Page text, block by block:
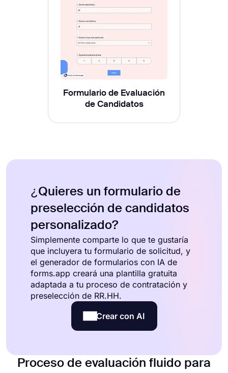
Formulario de Evaluación
de Candidatos
¿Quieres un formulario de
preselección de candidatos
personalizado?
Simplemente comparte lo que te gustaría
que incluyera tu formulario de solicitud, y
el generador de formularios con IA de
forms.app creará una plantilla gratuita
adaptada a tu proceso de contratación y
preselección de RR.HH.
Crear con AI
Proceso de evaluación fluido para